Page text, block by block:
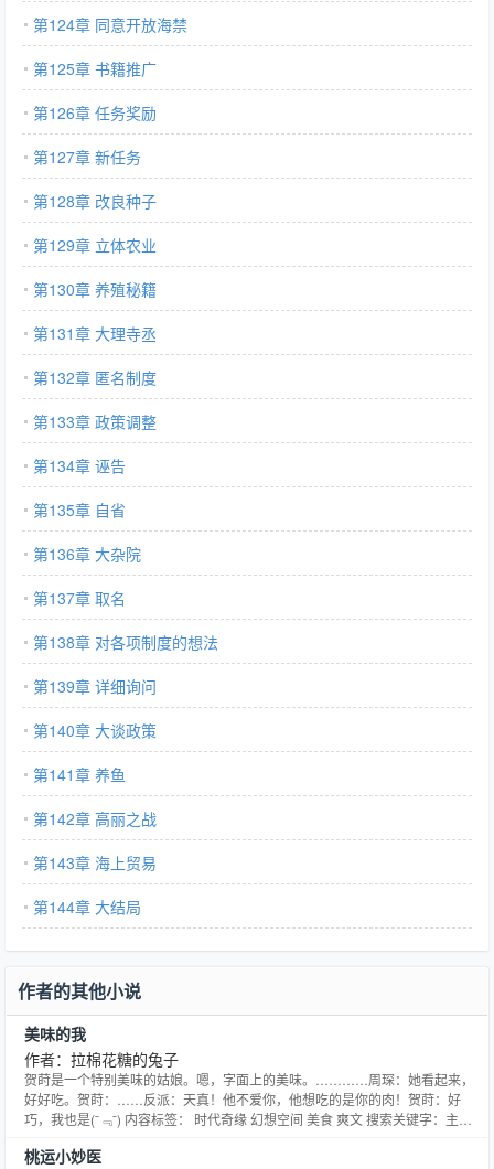
第124章 同意开放海禁
第125章 书籍推广
第126章 任务奖励
第127章 新任务
第128章 改良种子
第129章 立体农业
第130章 养殖秘籍
第131章 大理寺丞
第132章 匿名制度
第133章 政策调整
第134章 诬告
第135章 自省
第136章 大杂院
第137章 取名
第138章 对各项制度的想法
第139章 详细询问
第140章 大谈政策
第141章 养鱼
第142章 高丽之战
第143章 海上贸易
第144章 大结局
作者的其他小说
美味的我
作者：拉棉花糖的兔子
贺莳是一个特别美味的姑娘。嗯，字面上的美味。…………周琛：她看起来，
好好吃。贺莳：……反派：天真！他不爱你，他想吃的是你的肉！贺莳：好
巧，我也是(ˉ﹃ˉ) 内容标签： 时代奇缘 幻想空间 美食 爽文 搜索关键字：主
桃运小妙医